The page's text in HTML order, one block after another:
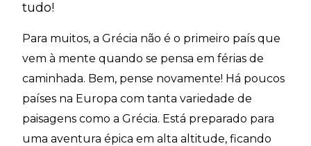
tudo!
Para muitos, a Grécia não é o primeiro país que
vem à mente quando se pensa em férias de
caminhada. Bem, pense novamente! Há poucos
países na Europa com tanta variedade de
paisagens como a Grécia. Está preparado para
uma aventura épica em alta altitude, ficando